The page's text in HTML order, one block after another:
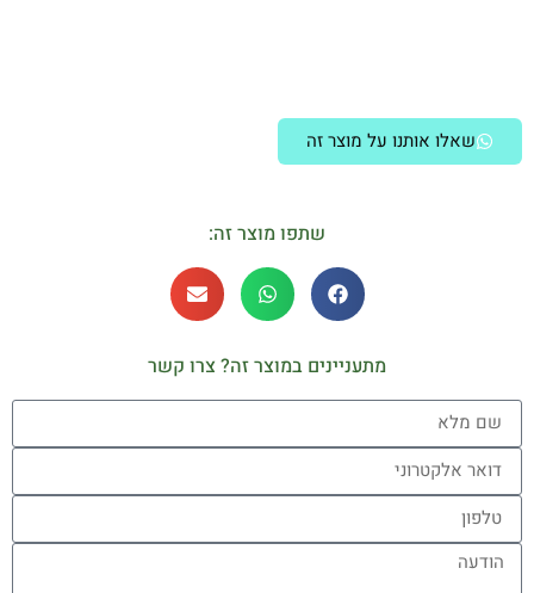
שאלו אותנו על מוצר זה
שתפו מוצר זה:
מתעניינים במוצר זה? צרו קשר